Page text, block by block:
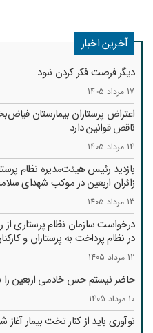
آخرین اخبار
دیگر فرصت فکر کردن نبود
17 مرداد 1405
اعتراض پرستاران بیمارستان
ناقص قوانین دارد
14 مرداد 1405
بازدید رئیس هیئت‌مدیره نظام
زائران اربعین در موکب شهدای
13 مرداد 1405
درخواست سازمان نظام پرستاری
در نظام پرداخت به پرستاران و
12 مرداد 1405
حاضر نیستم حس خادمی اربعین
10 مرداد 1405
نوآوری باید از کنار تخت بیمار آغاز